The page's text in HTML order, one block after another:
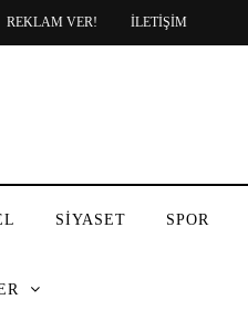
REKLAM VER! İLETİŞİM
SİYASET SPOR